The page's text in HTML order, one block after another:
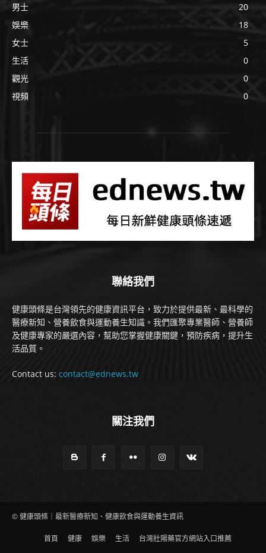
男士
20
娛樂
18
女士
5
生活
0
觀光
0
視頻
0
聯絡我們
健康頭條是台灣領先的健康資訊平台，致力於提供最新、最科學的
醫療新知、營養飲食與運動養生知識。我們匯聚專業醫師、營養師
及健康專家的嚴選內容，幫助您掌握健康關鍵，預防疾病，提升生
活品質。
Contact us: contact@ednews.tw
關注我們
© 健康頭條｜最新醫療新知、健康飲食與運動養生資訊
首頁 健康 娛樂 生活 台灣壯陽藥官方網站入口推薦